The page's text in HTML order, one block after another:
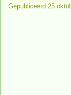
Gepubliceerd 25